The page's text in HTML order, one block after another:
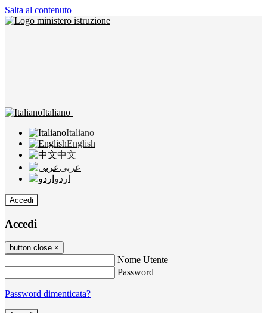
Salta al contenuto
Italiano
Italiano
English
中文
عربى
اردو
Accedi
Accedi
button close ×
Nome Utente
Password
Password dimenticata?